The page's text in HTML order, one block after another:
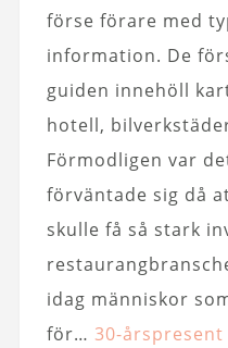
förse förare med
information. De
guiden innehöll
hotell,
Förmodligen var
förväntade sig då
skulle få så stark
idag människor
för… 30-årspresent